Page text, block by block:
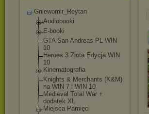
Gniewomir_Reytan
Audiobooki
E-booki
GTA San Andreas PL WIN
10
Heroes 3 Złota Edycja WIN
10
Kinematografia
Knights & Merchants (K&M)
na WIN 7 i WIN 10
Medieval Total War +
dodatek XL
Miejsca Pamięci